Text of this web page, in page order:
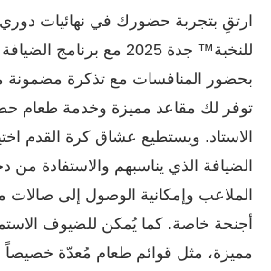
ارتقِ بتجربة حضورك في نهائيات دوري
للنخبة™ جدة 2025 مع
بحضور المنافسات مع تذكرة مضمونة
توفر لك مقاعد مميزة وخدمة طعام
الاستاد. ويستطيع عشاق كرة القدم
الضيافة الذي يناسبهم والاستفادة
الملاعب وإمكانية الوصول إلى صالات
أجنحة خاصة. كما يُمكن للضيوف
مميزة، مثل قوائم طعام مُعدّة خصيصاً